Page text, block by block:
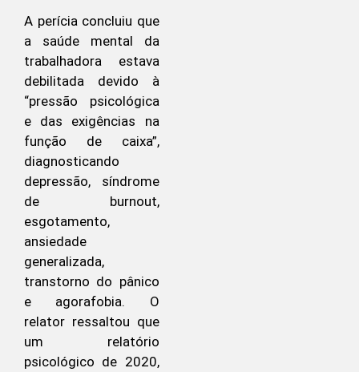
A perícia concluiu que
a saúde mental da
trabalhadora estava
debilitada devido à
“pressão psicológica
e das exigências na
função de caixa”,
diagnosticando
depressão, síndrome
de burnout,
esgotamento,
ansiedade
generalizada,
transtorno do pânico
e agorafobia. O
relator ressaltou que
um relatório
psicológico de 2020,